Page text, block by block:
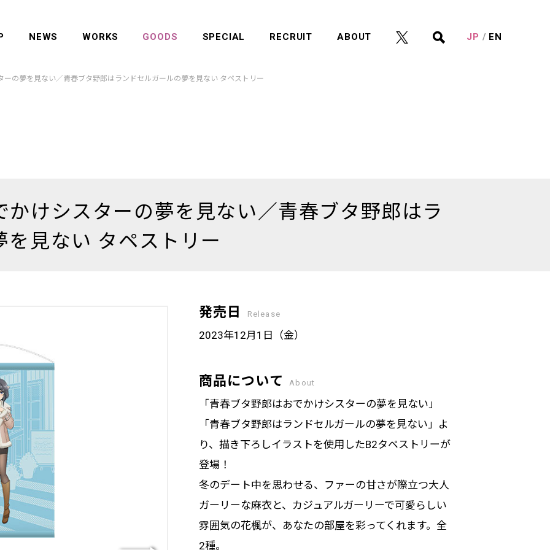
NEWS WORKS GOODS SPECIAL RECRUIT ABOUT JP EN
ーの夢を見ない／青春ブタ野郎はランドセルガールの夢を見ない タペストリー
かけシスターの夢を見ない／青春ブタ野郎はラ
見ない タペストリー
発売日 Release
2023年12月1日（金）
商品について About
「青春ブタ野郎はおでかけシスターの夢を見ない」
「青春ブタ野郎はランドセルガールの夢を見ない」よ
り、描き下ろしイラストを使用したB2タペストリーが
登場！
冬のデート中を思わせる、ファーの甘さが際立つ大人
ガーリーな麻衣と、カジュアルガーリーで可愛らしい
雰囲気の花楓が、あなたの部屋を彩ってくれます。全
2種。